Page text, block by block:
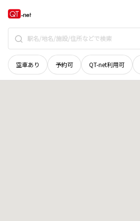
空車あり 予約可 QT-net利用可
福井県